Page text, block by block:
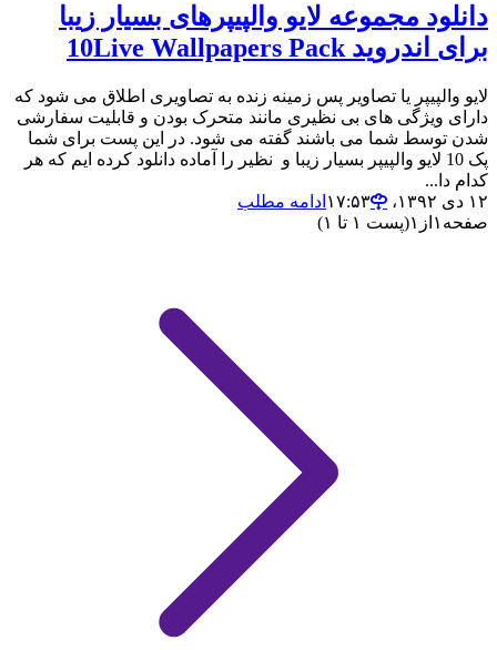
دانلود مجموعه لایو والپیپرهای بسیار زیبا
برای اندروید 10Live Wallpapers Pack
لایو والپیپر یا تصاویر پس زمینه زنده به تصاویری اطلاق می شود که
دارای ویژگی های بی نظیری مانند متحرک بودن و قابلیت سفارشی
شدن توسط شما می باشند گفته می شود. در این پست برای شما
پک 10 لایو والپیپر بسیار زیبا و نظیر را آماده دانلود کرده ایم که هر
کدام دا...
۱۲ دی ۱۳۹۲،‏ ۱۷:۵۳
ادامه مطلب
صفحه ۱ از ۱(پست ۱ تا ۱)